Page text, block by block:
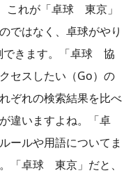
これが「卓球 東京」
ではなく、卓球がやり
できます。「卓球 協
セスしたい（Go）の
ぞれの検索結果を比べ
違いますよね。「卓
ールや用語についてま
「卓球 東京」だと、